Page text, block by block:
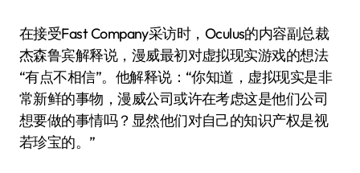
在接受Fast Company采访时，Oculus的内容副总裁
杰森鲁宾解释说，漫威最初对虚拟现实游戏的想法
“有点不相信”。他解释说：“你知道，虚拟现实是非
常新鲜的事物，漫威公司或许在考虑这是他们公司
想要做的事情吗？显然他们对自己的知识产权是视
若珍宝的。”